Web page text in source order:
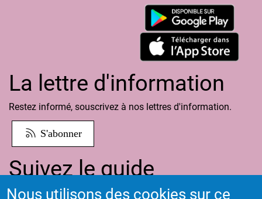
La lettre d'information
Restez informé, souscrivez à nos lettres d'information.
S'abonner
Suivez le guide
Informations sur l'utilisation de votre compte adhérent
Nous utilisons des cookies sur ce